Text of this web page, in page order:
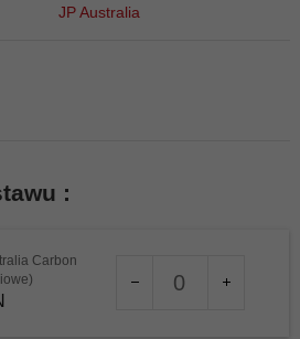
JP Australia
:
Carbon